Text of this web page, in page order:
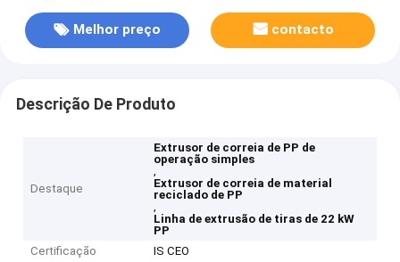
Melhor preço contacto
Descrição De Produto
Destaque
Extrusor de correia de PP de
operação simples
,
Extrusor de correia de material
reciclado de PP
,
Linha de extrusão de tiras de 22 kW
PP
Certificação
IS CEO